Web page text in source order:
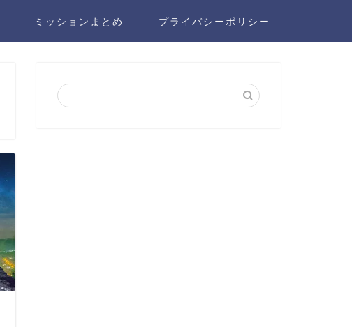
ミッションまとめ プライバシーポリシー